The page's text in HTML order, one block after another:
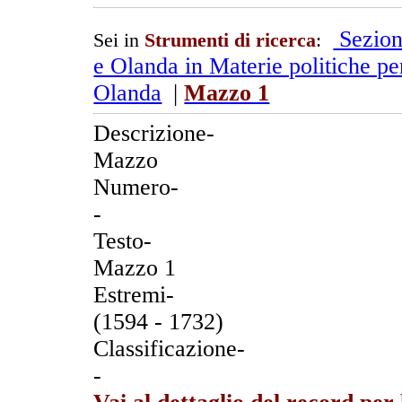
Sei in Strumenti di ricerca:
e Olanda in Materie politiche
Olanda |Mazzo 1
Descrizione-
Mazzo
Numero-
-
Testo-
Mazzo 1
Estremi-
(1594 - 1732)
Classificazione-
-